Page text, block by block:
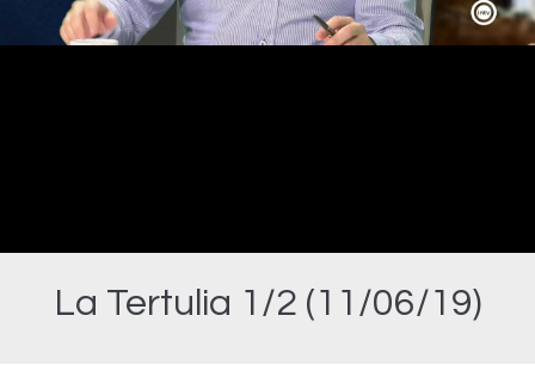
La Tertulia 1/2 (11/06/19)
Video